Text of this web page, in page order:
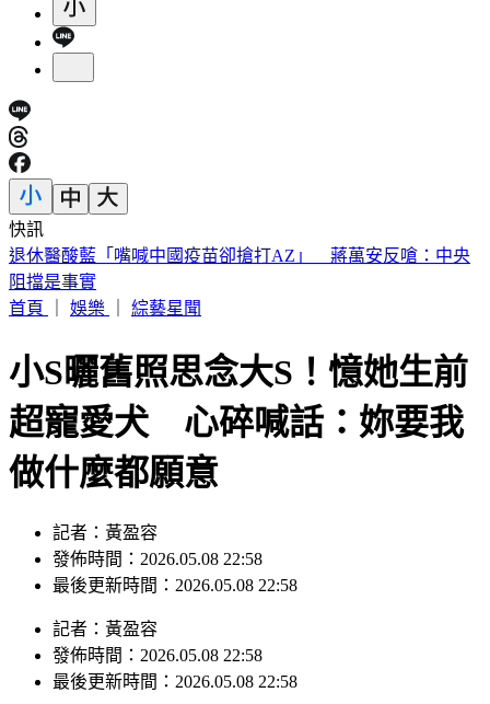
快訊
恐三颱共舞！颱風「琵鷺」最快今晚生成 最新路徑曝
首頁｜ 娛樂
小S曬舊照思念大S！憶她生前
超寵愛犬 心碎喊話：妳要我
做什麼都願意
發佈時間：2026.05.08 22:58
最後更新時間：2026.05.08 22:58
發佈時間：2026.05.08 22:58
最後更新時間：2026.05.08 22:58